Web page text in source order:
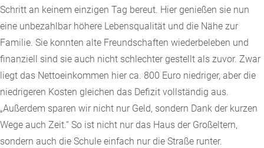
Schritt an keinem einzigen Tag bereut. Hier genießen sie nun
eine unbezahlbar höhere Lebensqualität und die Nähe zur
Familie. Sie konnten alte Freundschaften wiederbeleben und
finanziell sind sie auch nicht schlechter gestellt als zuvor. Zwar
liegt das Nettoeinkommen hier ca. 800 Euro niedriger, aber die
niedrigeren Kosten gleichen das Defizit vollständig aus.
„Außerdem sparen wir nicht nur Geld, sondern Dank der kurzen
Wege auch Zeit.“ So ist nicht nur das Haus der Großeltern,
sondern auch die Schule einfach nur die Straße runter.